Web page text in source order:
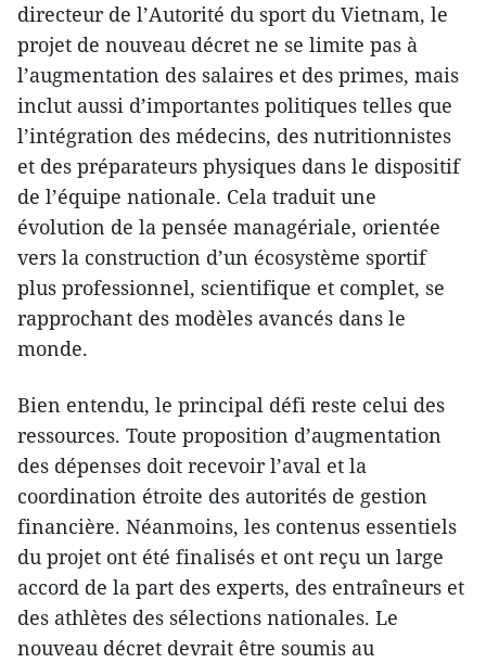
directeur de l’Autorité du sport du Vietnam, le
projet de nouveau décret ne se limite pas à
l’augmentation des salaires et des primes, mais
inclut aussi d’importantes politiques telles que
l’intégration des médecins, des nutritionnistes
et des préparateurs physiques dans le dispositif
de l’équipe nationale. Cela traduit une
évolution de la pensée managériale, orientée
vers la construction d’un écosystème sportif
plus professionnel, scientifique et complet, se
rapprochant des modèles avancés dans le
monde.
Bien entendu, le principal défi reste celui des
ressources. Toute proposition d’augmentation
des dépenses doit recevoir l’aval et la
coordination étroite des autorités de gestion
financière. Néanmoins, les contenus essentiels
du projet ont été finalisés et ont reçu un large
accord de la part des experts, des entraîneurs et
des athlètes des sélections nationales. Le
nouveau décret devrait être soumis au